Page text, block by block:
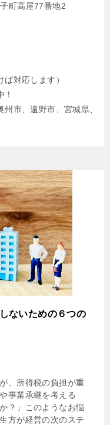
町高屋77番地2
対応します）
市、遠野市、宮城県、
ないための６つの
、所得税の負担が重
事業承継を考える
？」このようなお悩
方が経営の次のステ